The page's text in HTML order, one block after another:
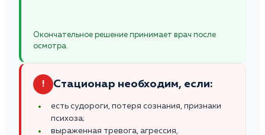
Окончательное решение принимает врач после
осмотра.
! Стационар необходим, если:
есть судороги, потеря сознания, признаки
психоза;
выраженная тревога, агрессия,